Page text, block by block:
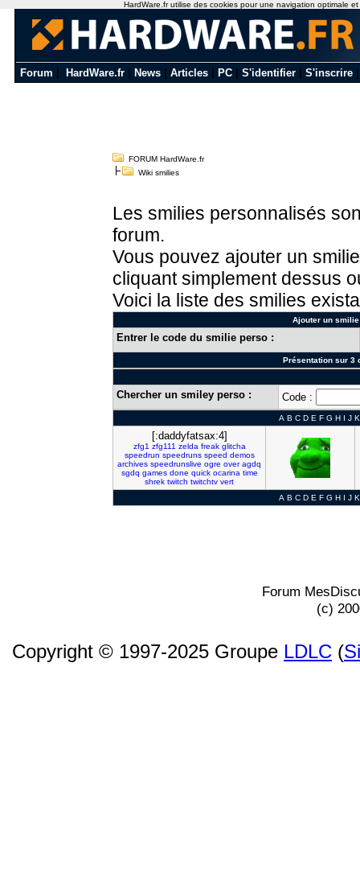
Forum HardWare.fr News Articles PC S'identifier S'inscrire
FORUM HardWare.fr
Wiki smilies
Les smilies personnalisés
forum.
Vous pouvez ajouter un
cliquant simplement dessus
Voici la liste des smilies
Ajouter un
Entrer le code du smilie perso :
Présentation sur 3
Chercher un smiley perso : Code :
A B C D E F G H I J K
[:daddyfatsax:4]
zfg1 zfg111 zelda freak glitcha
speedrun speedruns speed demos
archives speedrunslive ogre over agdq
sgdq games done quick ocarina time
shrek twitch twitchtv vert
A B C D E F G H I J K
Forum
(c)
Copyright © 1997-2025 Groupe LDLC (
HardWare.fr utilise des cookies pour une navigation optimale